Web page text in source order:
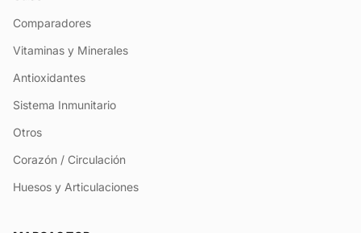
Comparadores
Vitaminas y Minerales
Antioxidantes
Sistema Inmunitario
Otros
Corazón / Circulación
Huesos y Articulaciones